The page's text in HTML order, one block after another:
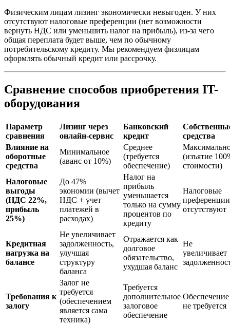
Физическим лицам лизинг экономически невыгоден. У них
отсутствуют налоговые преференции (нет возможности
вернуть НДС или уменьшить налог на прибыль), из-за чего
общая переплата будет выше, чем по обычному
потребительскому кредиту. Мы рекомендуем физлицам
оформлять обычный кредит или рассрочку.
Сравнение способов приобретения IT-
оборудования
Параметр
сравнения
Лизинг через
онлайн-сервис
Банковский
кредит
средства
Влияние на
оборотные
средства
Минимальное
(аванс от 10%)
Среднее
(требуется
обеспечение)
(изъятие
стоимости)
Налоговые
выгоды
(НДС 22%,
прибыль
25%)
До 47%
экономии (вычет
НДС + учет
платежей в
расходах)
Налог на
прибыль
уменьшается
только на сумму
процентов по
кредиту
Налоговые
преференции
отсутствуют
Кредитная
нагрузка на
балансе
Не увеличивает
задолженность,
улучшая
структуру
баланса
Отражается как
долговое
обязательство,
ухудшая баланс
Не
увеличивает
Требования к
залогу
Залог не
требуется
(обеспечением
является сама
техника)
Требуется
дополнительное
залоговое
обеспечение
Обеспечение
не требуется